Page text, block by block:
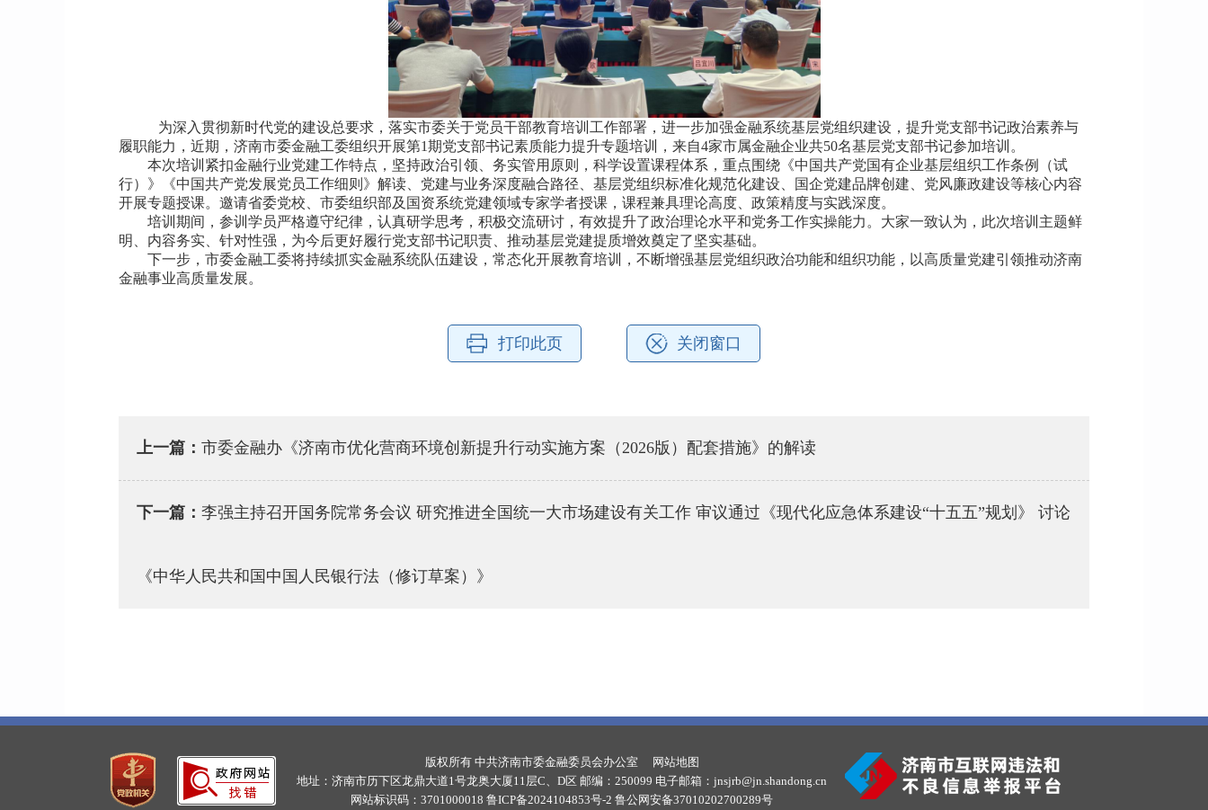
为深入贯彻新时代党的建设总要求，落实市委关于党员干部教育培训工作部署，进一步加强金融系统基层党组织建设，提升党支部书记政治素养与
履职能力，近期，济南市委金融工委组织开展第1期党支部书记素质能力提升专题培训，来自4家市属金融企业共50名基层党支部书记参加培训。
本次培训紧扣金融行业党建工作特点，坚持政治引领、务实管用原则，科学设置课程体系，重点围绕《中国共产党国有企业基层组织工作条例（试
行）》《中国共产党发展党员工作细则》解读、党建与业务深度融合路径、基层党组织标准化规范化建设、国企党建品牌创建、党风廉政建设等核心内容
开展专题授课。邀请省委党校、市委组织部及国资系统党建领域专家学者授课，课程兼具理论高度、政策精度与实践深度。
培训期间，参训学员严格遵守纪律，认真研学思考，积极交流研讨，有效提升了政治理论水平和党务工作实操能力。大家一致认为，此次培训主题鲜
明、内容务实、针对性强，为今后更好履行党支部书记职责、推动基层党建提质增效奠定了坚实基础。
下一步，市委金融工委将持续抓实金融系统队伍建设，常态化开展教育培训，不断增强基层党组织政治功能和组织功能，以高质量党建引领推动济南
金融事业高质量发展。
打印此页 关闭窗口
上一篇： 市委金融办《济南市优化营商环境创新提升行动实施方案（2026版）配套措施》的解读
下一篇： 李强主持召开国务院常务会议 研究推进全国统一大市场建设有关工作 审议通过《现代化应急体系建设“十五五”规划》 讨论
《中华人民共和国中国人民银行法（修订草案）》
版权所有 中共济南市委金融委员会办公室
网站地图
地址：济南市历下区龙鼎大道1号龙奥大厦11层C、D区 邮编：250099 电子邮箱：jnsjrb@jn.shandong.cn
网站标识码：3701000018 鲁ICP备2024104853号-2 鲁公网安备37010202700289号